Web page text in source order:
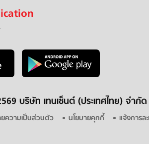
บริษัท เทนเซ็นต์ (ประเทศไทย) จำกัด
ยความเป็นส่วนตัว นโยบายคุกกี้ แจ้งการล